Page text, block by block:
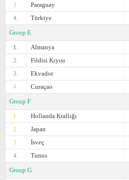
3.
Paraguay
4.
Türkiye
Group E
1.
Almanya
2.
Fildisi Kıyısı
3.
Ekvador
4.
Curaçao
Group F
1.
Hollanda Krallığı
2.
Japan
3.
İsveç
4.
Tunus
Group G